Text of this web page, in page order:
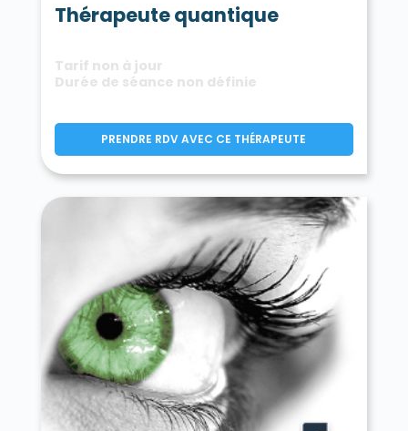
Thérapeute quantique
Tarif non à jour
Durée de séance non définie
PRENDRE RDV AVEC CE THÉRAPEUTE